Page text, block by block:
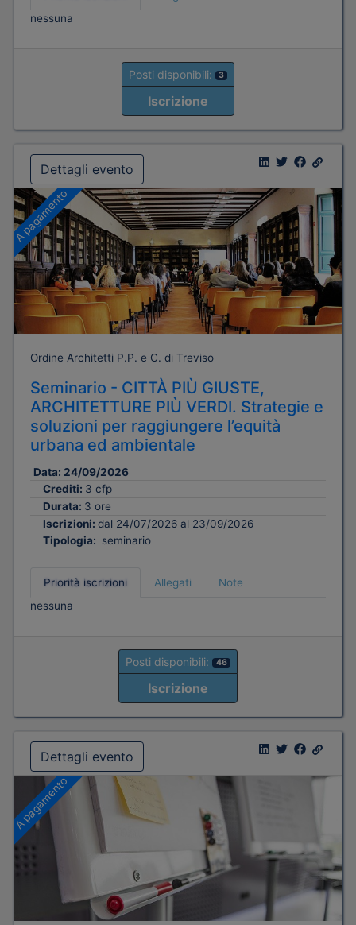
nessuna
Posti disponibili: 3
Iscrizione
Dettagli evento
A pagamento
Ordine Architetti P.P. e C. di Treviso
Seminario - CITTÀ PIÙ GIUSTE,
ARCHITETTURE PIÙ VERDI. Strategie e
soluzioni per raggiungere l’equità
urbana ed ambientale
Data: 24/09/2026
Crediti: 3 cfp
Durata: 3 ore
Iscrizioni: dal 24/07/2026 al 23/09/2026
Tipologia: seminario
Priorità iscrizioni Allegati
Note
nessuna
Posti disponibili: 46
Iscrizione
Dettagli evento
A pagamento